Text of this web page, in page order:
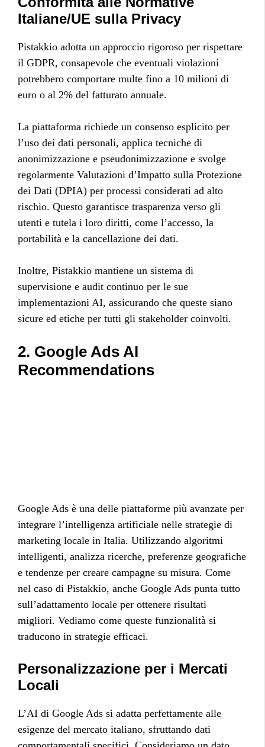
Italiane/UE sulla Privacy
Pistakkio adotta un approccio rigoroso per rispettare
il GDPR, consapevole che eventuali violazioni
potrebbero comportare multe fino a 10 milioni di
euro o al 2% del fatturato annuale.
La piattaforma richiede un consenso esplicito per
l’uso dei dati personali, applica tecniche di
anonimizzazione e pseudonimizzazione e svolge
regolarmente Valutazioni d’Impatto sulla Protezione
dei Dati (DPIA) per processi considerati ad alto
rischio. Questo garantisce trasparenza verso gli
utenti e tutela i loro diritti, come l’accesso, la
portabilità e la cancellazione dei dati.
Inoltre, Pistakkio mantiene un sistema di
supervisione e audit continuo per le sue
implementazioni AI, assicurando che queste siano
sicure ed etiche per tutti gli stakeholder coinvolti.
2. Google Ads AI
Recommendations
Google Ads è una delle piattaforme più avanzate per
integrare l’intelligenza artificiale nelle strategie di
marketing locale in Italia. Utilizzando algoritmi
intelligenti, analizza ricerche, preferenze geografiche
e tendenze per creare campagne su misura. Come
nel caso di Pistakkio, anche Google Ads punta tutto
sull’adattamento locale per ottenere risultati
migliori. Vediamo come queste funzionalità si
traducono in strategie efficaci.
Personalizzazione per i Mercati
Locali
L’AI di Google Ads si adatta perfettamente alle
esigenze del mercato italiano, sfruttando dati